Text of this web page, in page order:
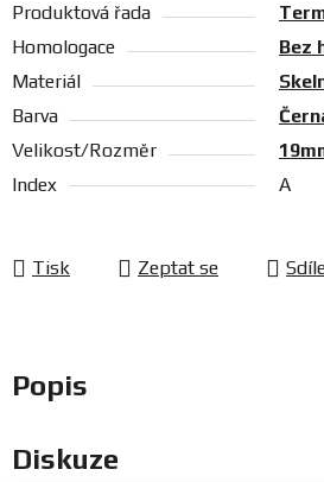
Produktová řada
Homologace
Bez
Materiál
Barva
Velikost/Rozměr
Index
A
Tisk Zeptat se
Popis
Diskuze